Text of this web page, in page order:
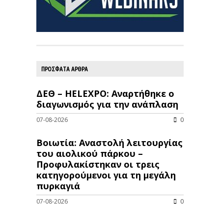
ΠΡΟΣΦΑΤΑ ΑΡΘΡΑ
ΔΕΘ – HELEXPO: Αναρτήθηκε ο
διαγωνισμός για την ανάπλαση
07-08-2026 0
Βοιωτία: Αναστολή λειτουργίας
του αιολικού πάρκου –
Προφυλακίστηκαν οι τρεις
κατηγορούμενοι για τη μεγάλη
πυρκαγιά
07-08-2026 0